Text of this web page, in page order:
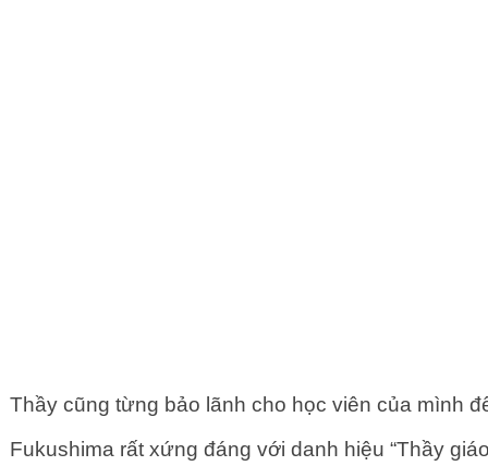
Thầy cũng từng bảo lãnh cho học viên của mình
Fukushima rất xứng đáng với danh hiệu “Thầy